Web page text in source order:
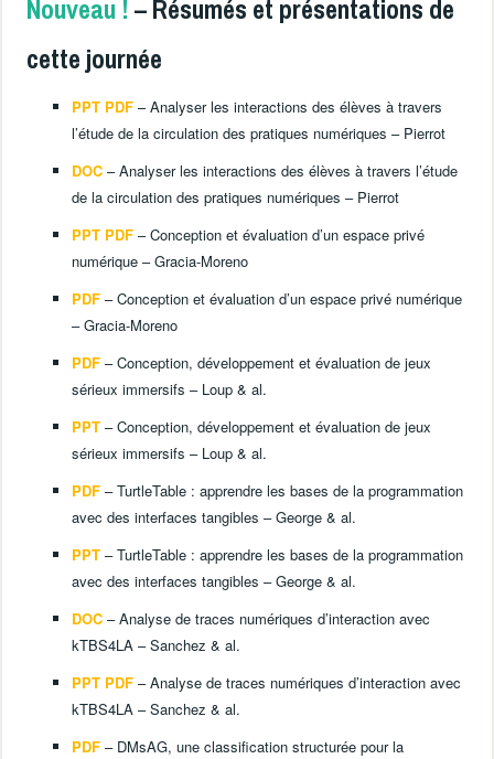
Nouveau !– Résumés et présentations de
cette journée
PPT PDF – Analyser les interactions des élèves à travers
l’étude de la circulation des pratiques numériques – Pierrot
DOC – Analyser les interactions des élèves à travers l’étude
de la circulation des pratiques numériques – Pierrot
PPT PDF – Conception et évaluation d’un espace privé
numérique – Gracia-Moreno
PDF– Conception et évaluation d’un espace privé numérique
– Gracia-Moreno
PDF– Conception, développement et évaluation de jeux
sérieux immersifs – Loup & al.
PPT – Conception, développement et évaluation de jeux
sérieux immersifs – Loup & al.
PDF – TurtleTable : apprendre les bases de la programmation
avec des interfaces tangibles – George & al.
PPT – TurtleTable : apprendre les bases de la programmation
avec des interfaces tangibles – George & al.
DOC – Analyse de traces numériques d’interaction avec
kTBS4LA – Sanchez & al.
PPT PDF – Analyse de traces numériques d’interaction avec
kTBS4LA – Sanchez & al.
PDF – DMsAG, une classification structurée pour la